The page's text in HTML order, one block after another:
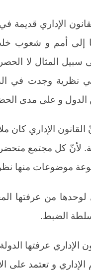
الإداري قديمة
إلى أمم و شعوب
المثال لا
نظرية وجدت في
الدول و على مدى
الإداري كان
لأنّ كل مجتمع متحضر
موضوعات منها
من عرفتها
الضبط.
الإداري عرفتها
و تعتمد على